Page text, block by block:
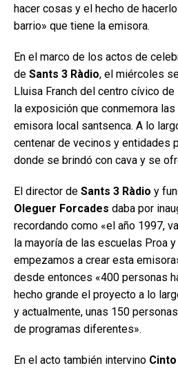
hacer cosas y el hecho de
barrio» que tiene la emisora.
En el marco de los actos de
de Sants 3 Ràdio, el miércoles
Lluisa Franch del centro cívico
la exposición que conmemora
emisora local santsenca. A lo
centenar de vecinos y entidades
donde se brindó con cava y se
El director de Sants 3 Ràdio y
Oleguer Forcades daba por
recordando como «el año 1997,
la mayoría de las escuelas Proa
empezamos a crear esta
desde entonces «400 personas
hecho grande el proyecto a lo
y actualmente, unas 150
de programas diferentes».
En el acto también intervino